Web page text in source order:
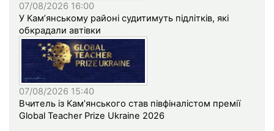
07/08/2026 16:00
У Кам’янському районі судитимуть підлітків, які
обкрадали автівки
07/08/2026 15:40
Вчитель із Кам’янського став півфіналістом премії
Global Teacher Prize Ukraine 2026